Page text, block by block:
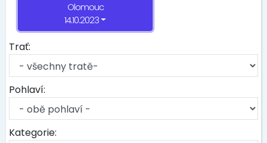
Olomouc
14.10.2023
Trať:
Pohlaví:
Kategorie: